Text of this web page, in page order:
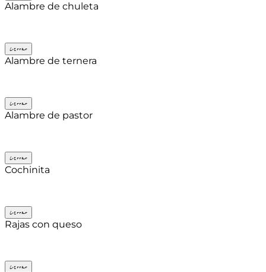
Alambre de chuleta
Cerrar
Alambre de ternera
Cerrar
Alambre de pastor
Cerrar
Cochinita
Cerrar
Rajas con queso
Cerrar